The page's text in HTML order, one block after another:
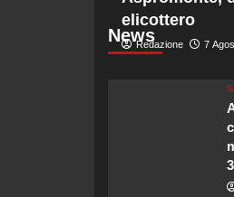
News
elicottero
Redazione 7